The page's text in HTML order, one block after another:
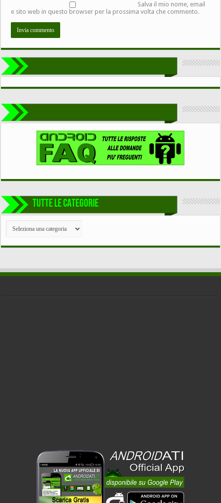
Salva il mio nome, email
e sito web in questo browser per la prossima volta che commento.
TUTTE LE CATEGORIE
TUTTE
CATEGORIE